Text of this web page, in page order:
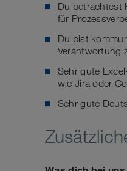
Du betrachtest
für
Du bist
Verantwortung
Sehr gute
wie Jira oder
Sehr gute